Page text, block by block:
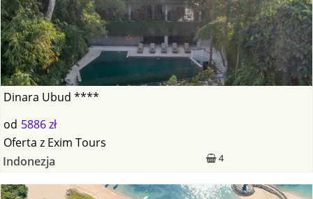
Dinara Ubud ****
od 5886 zł
4
Oferta z Exim Tours
Indonezja